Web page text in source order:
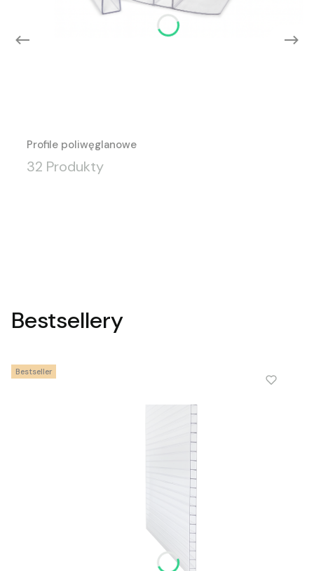
Profile poliwęglanowe
32 Produkty
Bestsellery
Bestseller